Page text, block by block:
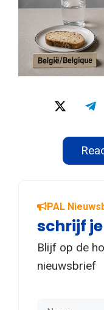
PAL
schrijf
Blijf op de
nieuwsbrief